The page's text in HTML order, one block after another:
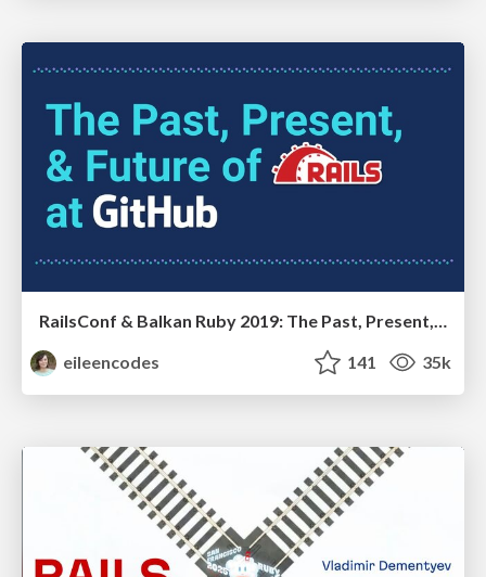
eileencodes
141 35k